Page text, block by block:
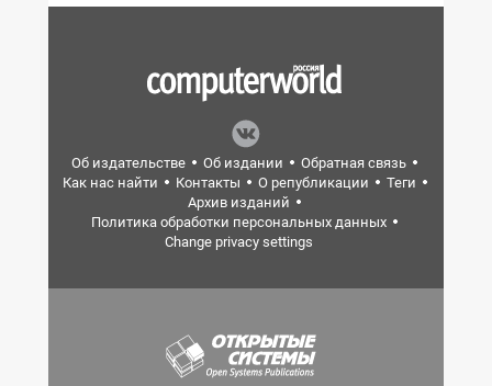
Об издательстве Об издании
Обратная связь
Как нас найти
Контакты О републикации
Теги
Архив изданий
Политика обработки персональных данных
Change privacy settings